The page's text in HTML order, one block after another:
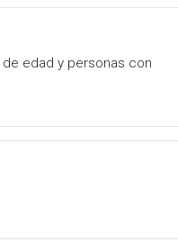
edad y personas con